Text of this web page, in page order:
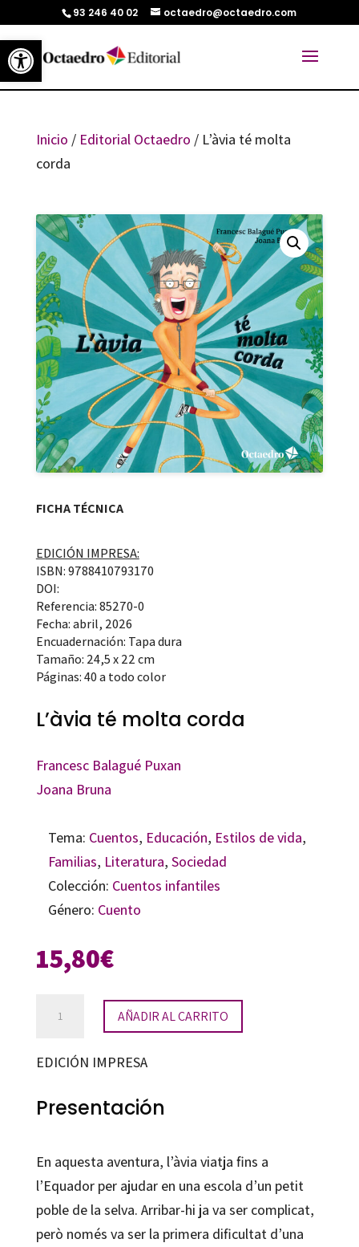
Abrir barra de herramientas
93 246 40 02 octaedro@octaedro.com
Inicio / Editorial Octaedro / L’àvia té molta
corda
FICHA TÉCNICA
EDICIÓN IMPRESA:
ISBN: 9788410793170
DOI:
Referencia: 85270-0
Fecha: abril, 2026
Encuadernación: Tapa dura
Tamaño: 24,5 x 22 cm
Páginas: 40 a todo color
L’àvia té molta corda
Francesc Balagué Puxan
Joana Bruna
Tema: Cuentos, Educación, Estilos de vida,
Familias, Literatura, Sociedad
Colección: Cuentos infantiles
Género: Cuento
15,80€
molta
cantidad
AÑADIR AL CARRITO
EDICIÓN IMPRESA
Presentación
En aquesta aventura, l’àvia viatja fins a
l’Equador per ajudar en una escola d’un petit
poble de la selva. Arribar-hi ja va ser complicat,
però només va ser la primera dificultat d’una